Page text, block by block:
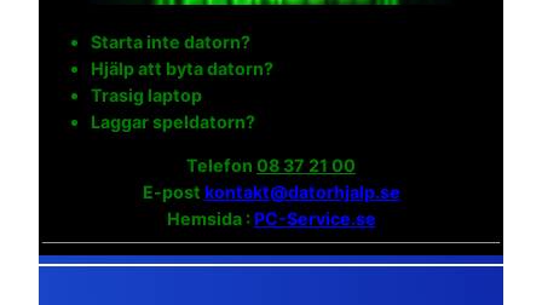
Starta inte datorn?
Hjälp att byta datorn?
Trasig laptop
Laggar speldatorn?
Telefon 08 37 21 00
E-post kontakt@datorhjalp.se
Hemsida :PC-Service.se